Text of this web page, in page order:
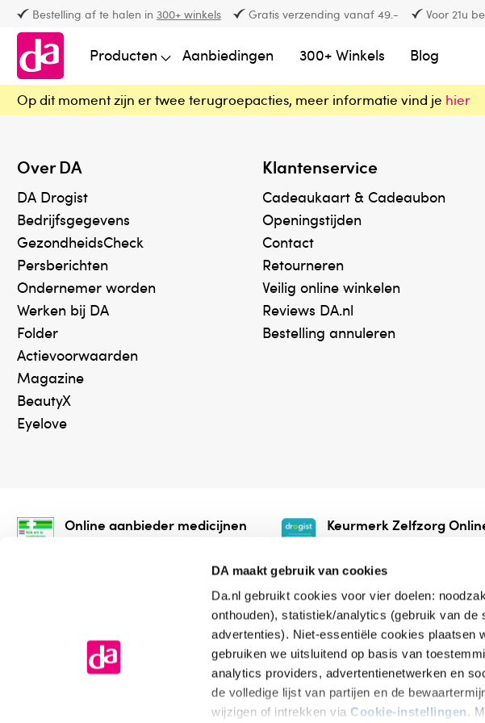
DA maakt gebruik van cookies
Da.nl gebruikt cookies voor vier doelen:
onthouden), statistiek/analytics (gebruik van
advertenties). Niet-essentiële cookies plaatsen
gebruiken we uitsluitend op basis van
analytics providers, advertentienetwerken en
de volledige lijst van partijen en de
wijzigen of intrekken via Cookie-instellingen.
Bestelling af te halen in 300+ winkels Gratis verzending vanaf 49.- Voor 21u
Producten Aanbiedingen 300+ Winkels Blog
Op dit moment zijn er twee terugroepacties, meer informatie vind je hier
Over DA
DA Drogist
Bedrijfsgegevens
GezondheidsCheck
Persberichten
Ondernemer worden
Werken bij DA
Folder
Actievoorwaarden
Magazine
BeautyX
Eyelove
Klantenservice
Cadeaukaart & Cadeaubon
Openingstijden
Contact
Retourneren
Veilig online winkelen
Reviews DA.nl
Bestelling annuleren
Online aanbieder medicijnen
onze webshop mag verkopen.
Keurmerk Zelfzorg
online.
de
Algemene voorwaarden Cookieverklaring